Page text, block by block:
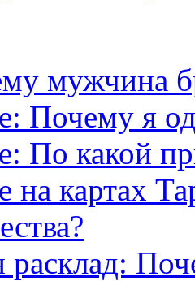
мужчина
Почему я
По какой
на картах